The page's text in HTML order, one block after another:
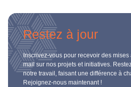
Restez à jour
Inscrivez-vous pour recevoir des
mail sur nos projets et initiatives.
notre travail, faisant une différence à
Rejoignez-nous maintenant !